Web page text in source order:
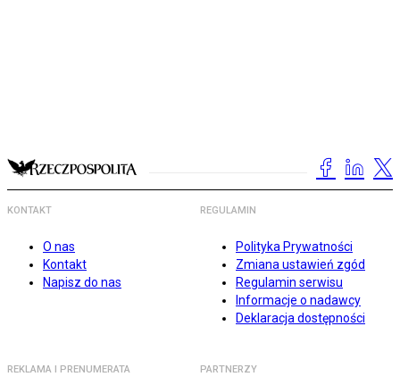
KONTAKT
O nas
Kontakt
Napisz do nas
REGULAMIN
Polityka Prywatności
Zmiana ustawień zgód
Regulamin serwisu
Informacje o nadawcy
Deklaracja dostępności
REKLAMA I PRENUMERATA PARTNERZY